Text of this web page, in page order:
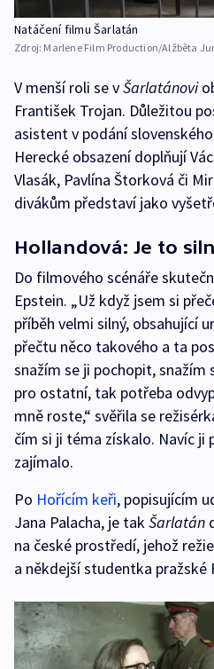
Natáčení filmu Šarlatán
Zdroj: Marlene Film Production/Alžběta
V menší roli se vŠarlatánovi
František Trojan. Důležitou
asistent v podání
Herecké obsazení doplňují
Vlasák, Pavlína Štorková či
divákům představí jako
Hollandová: Je to
Do filmového scénáře
Epstein. „Už když jsem si
příběh velmi silný, obsahující
přečtu něco takového a ta
snažím se ji pochopit,
pro ostatní, tak potřeba
mně roste,“ svěřila se
čím si ji téma získalo. Navíc ji
zajímalo.
Po Hořícím keři, popisujícím
Jana Palacha, je takŠarlatán
na české prostředí, jehož
a někdejší studentka pražské